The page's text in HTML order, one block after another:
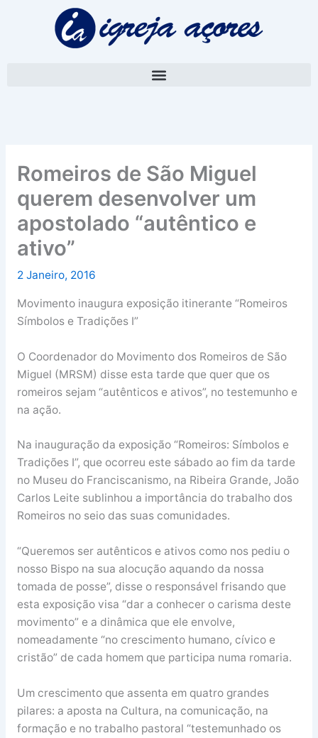
Romeiros de São Miguel
querem desenvolver um
apostolado “autêntico e
ativo”
2 Janeiro, 2016
Movimento inaugura exposição itinerante “Romeiros
Símbolos e Tradições I”
O Coordenador do Movimento dos Romeiros de São
Miguel (MRSM) disse esta tarde que quer que os
romeiros sejam “autênticos e ativos”, no testemunho e
na ação.
Na inauguração da exposição “Romeiros: Símbolos e
Tradições I”, que ocorreu este sábado ao fim da tarde
no Museu do Franciscanismo, na Ribeira Grande, João
Carlos Leite sublinhou a importância do trabalho dos
Romeiros no seio das suas comunidades.
“Queremos ser autênticos e ativos como nos pediu o
nosso Bispo na sua alocução aquando da nossa
tomada de posse”, disse o responsável frisando que
esta exposição visa “dar a conhecer o carisma deste
movimento” e a dinâmica que ele envolve,
nomeadamente “no crescimento humano, cívico e
cristão” de cada homem que participa numa romaria.
Um crescimento que assenta em quatro grandes
pilares: a aposta na Cultura, na comunicação, na
formação e no trabalho pastoral “testemunhado os